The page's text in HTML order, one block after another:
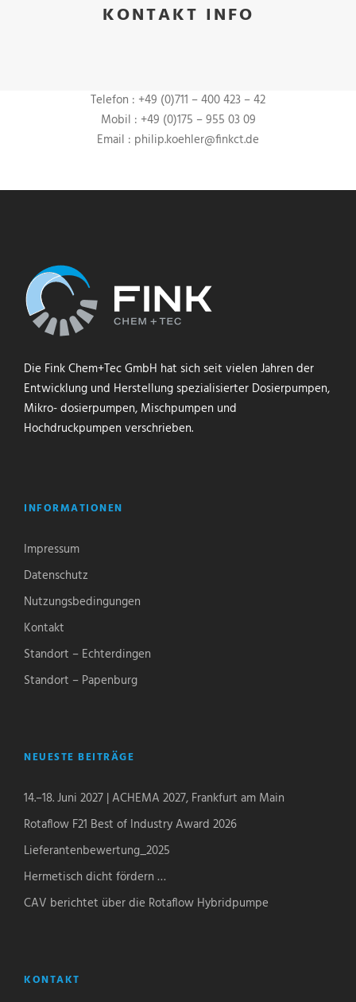
KONTAKT INFO
Telefon : +49 (0)711 – 400 423 – 42
Mobil : +49 (0)175 – 955 03 09
Email : philip.koehler@finkct.de
Die Fink Chem+Tec GmbH hat sich seit vielen Jahren der
Entwicklung und Herstellung spezialisierter Dosierpumpen,
Mikro- dosierpumpen, Mischpumpen und
Hochdruckpumpen verschrieben.
INFORMATIONEN
Impressum
Datenschutz
Nutzungsbedingungen
Kontakt
Standort – Echterdingen
Standort – Papenburg
NEUESTE BEITRÄGE
14.–18. Juni 2027 | ACHEMA 2027, Frankfurt am Main
Rotaflow F21 Best of Industry Award 2026
Lieferantenbewertung_2025
Hermetisch dicht fördern …
CAV berichtet über die Rotaflow Hybridpumpe
KONTAKT